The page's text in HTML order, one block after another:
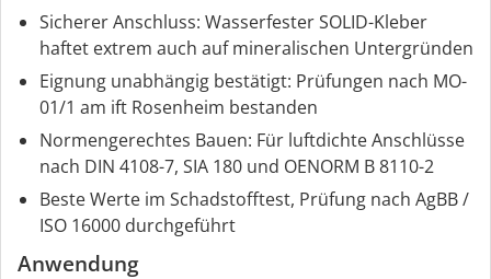
Sicherer Anschluss: Wasserfester SOLID-Kleber
haftet extrem auch auf mineralischen Untergründen
Eignung unabhängig bestätigt: Prüfungen nach MO-
01/1 am ift Rosenheim bestanden
Normengerechtes Bauen: Für luftdichte Anschlüsse
nach DIN 4108-7, SIA 180 und OENORM B 8110-2
Beste Werte im Schadstofftest, Prüfung nach AgBB /
ISO 16000 durchgeführt
Anwendung